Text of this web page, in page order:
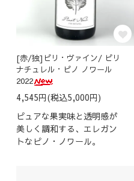
[赤/独]ピリ・ヴァイン/ ピリ
ナチュレル・ピノ ノワール
2022
4,545円(税込5,000円)
ピュアな果実味と透明感が
美しく調和する、エレガン
トなピノ・ノワール。